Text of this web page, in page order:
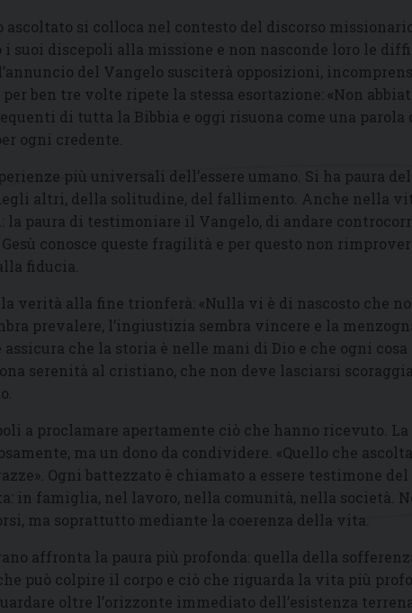
ascoltato si colloca nel contesto del discorso
i suoi discepoli alla missione e non nasconde loro le
del Vangelo susciterà opposizioni,
ben tre volte ripete la stessa esortazione: «Non
di tutta la Bibbia e oggi risuona come una parola
ogni credente.
più universali dell’essere umano. Si ha paura
altri, della solitudine, del fallimento. Anche nella
la paura di testimoniare il Vangelo, di andare
conosce queste fragilità e per questo non
fiducia.
verità alla fine trionferà: «Nulla vi è di nascosto che
prevalere, l’ingiustizia sembra vincere e la
assicura che la storia è nelle mani di Dio e che ogni
serenità al cristiano, che non deve lasciarsi
a proclamare apertamente ciò che hanno ricevuto. La
ma un dono da condividere. «Quello che
Ogni battezzato è chiamato a essere testimone
in famiglia, nel lavoro, nella comunità, nella società.
ma soprattutto mediante la coerenza della vita.
affronta la paura più profonda: quella della
può colpire il corpo e ciò che riguarda la vita più
oltre l’orizzonte immediato dell’esistenza